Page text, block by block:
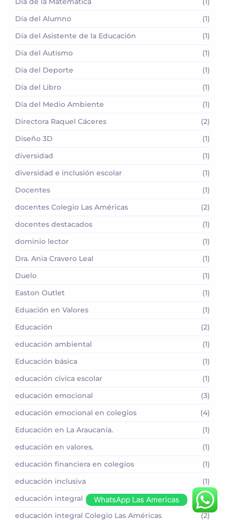
Día del Alumno
(1)
Día del Asistente de la Educación
(1)
Día del Autismo
(1)
Día del Deporte
(1)
Día del Libro
(1)
Día del Medio Ambiente
(1)
Directora Raquel Cáceres
(2)
Diseño 3D
(1)
diversidad
(1)
diversidad e inclusión escolar
(1)
Docentes
(1)
docentes Colegio Las Américas
(2)
docentes destacados
(1)
dominio lector
(1)
Dra. Ania Cravero Leal
(1)
Duelo
(1)
Easton Outlet
(1)
Eduación en Valores
(1)
Educación
(2)
educación ambiental
(1)
Educación básica
(1)
educación cívica escolar
(1)
educación emocional
(3)
educación emocional en colegios
(4)
Educación en La Araucanía.
(1)
educación en valores.
(1)
educación financiera en colegios
(1)
educación inclusiva
(1)
educación integral
(61)
educación integral Colegio Las Américas
(2)
WhatsApp Las Americas